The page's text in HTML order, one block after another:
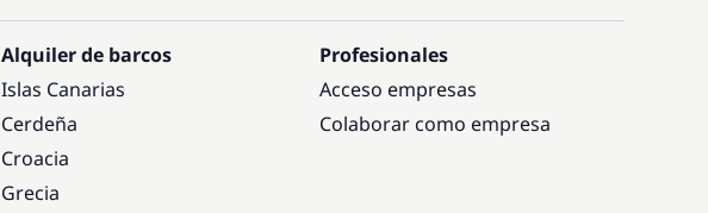
Alquiler de barcos
Islas Canarias
Cerdeña
Croacia
Grecia
Profesionales
Acceso empresas
Colaborar como empresa